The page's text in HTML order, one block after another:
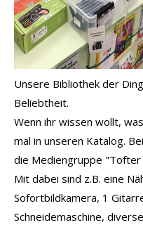
Unsere Bibliothek der
Beliebtheit.
Wenn ihr wissen wollt,
mal in unseren Katalog.
die Mediengruppe "Tofter
Mit dabei sind z.B. eine
Sofortbildkamera, 1
Schneidemaschine,